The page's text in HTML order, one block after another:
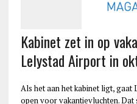
Kabinet zet in op
Lelystad Airport in
Als het aan het kabinet ligt,
open voor vakantievluchten. Dat